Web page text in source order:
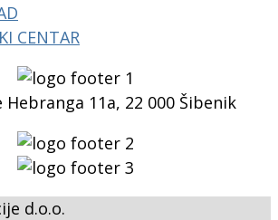
CENTAR
11a, 22 000 Šibenik
d.o.o.